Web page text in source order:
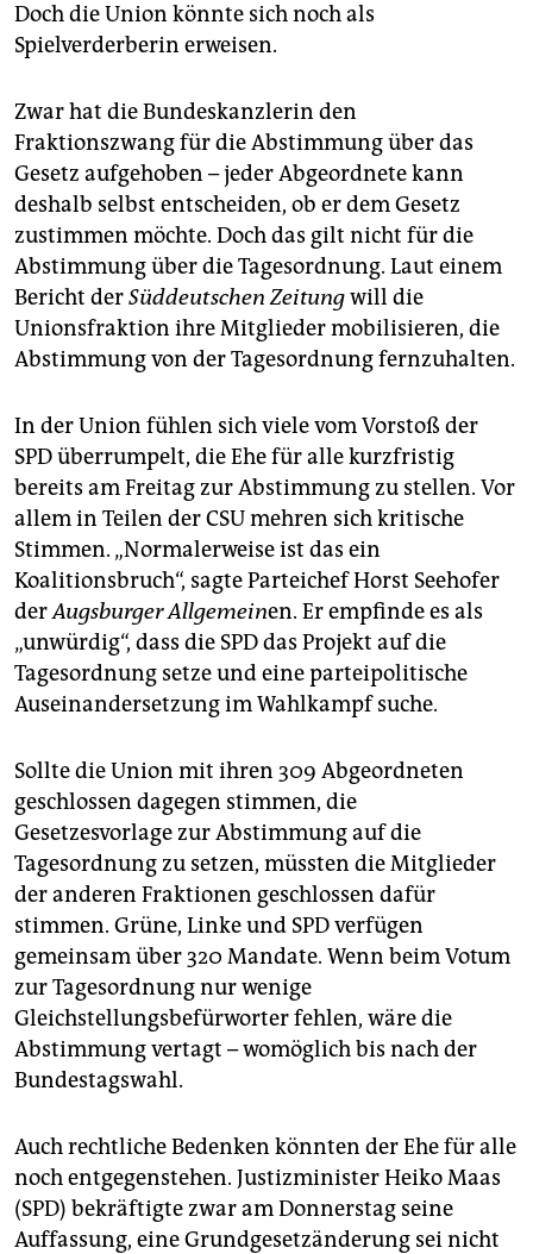
wahrheit
verlag
veranstaltungen
shop
fragen & hilfe
unterstützen
abo
epaper login
Doch die Union könnte sich noch als
Spielverderberin erweisen.
Zwar hat die Bundeskanzlerin den
Fraktionszwang für die Abstimmung über das
Gesetz aufgehoben – jeder Abgeordnete kann
deshalb selbst entscheiden, ob er dem Gesetz
zustimmen möchte. Doch das gilt nicht für die
Abstimmung über die Tagesordnung. Laut einem
Bericht derSüddeutschen Zeitungwill die
Unionsfraktion ihre Mitglieder mobilisieren, die
Abstimmung von der Tagesordnung fernzuhalten.
In der Union fühlen sich viele vom Vorstoß der
SPD überrumpelt, die Ehe für alle kurzfristig
bereits am Freitag zur Abstimmung zu stellen. Vor
allem in Teilen der CSU mehren sich kritische
Stimmen. „Normalerweise ist das ein
Koalitionsbruch“, sagte Parteichef Horst Seehofer
derAugsburger Allgemeinen. Er empfinde es als
„unwürdig“, dass die SPD das Projekt auf die
Tagesordnung setze und eine parteipolitische
Auseinandersetzung im Wahlkampf suche.
Sollte die Union mit ihren 309 Abgeordneten
geschlossen dagegen stimmen, die
Gesetzesvorlage zur Abstimmung auf die
Tagesordnung zu setzen, müssten die Mitglieder
der anderen Fraktionen geschlossen dafür
stimmen. Grüne, Linke und SPD verfügen
gemeinsam über 320 Mandate. Wenn beim Votum
zur Tagesordnung nur wenige
Gleichstellungsbefürworter fehlen, wäre die
Abstimmung vertagt – womöglich bis nach der
Bundestagswahl.
Auch rechtliche Bedenken könnten der Ehe für alle
noch entgegenstehen. Justizminister Heiko Maas
(SPD) bekräftigte zwar am Donnerstag seine
Auffassung, eine Grundgesetzänderung sei nicht